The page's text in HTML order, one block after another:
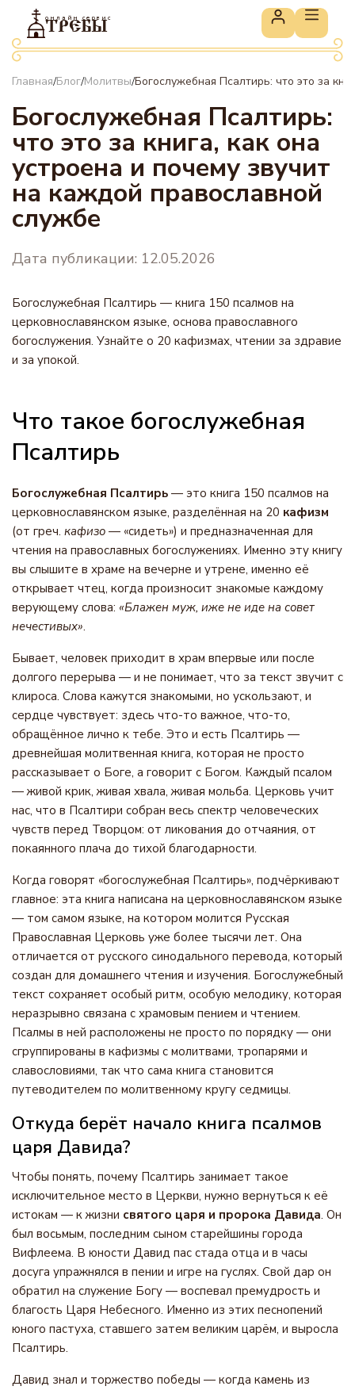
онлайн сервис
ТРЕБЫ
Главная/Блог/Молитвы/Богослужебная Псалтирь: что это за
Богослужебная Псалтирь:
что это за книга, как она
устроена и почему звучит
на каждой православной
службе
Дата публикации: 12.05.2026
Богослужебная Псалтирь — книга 150 псалмов на
церковнославянском языке, основа православного
богослужения. Узнайте о 20 кафизмах, чтении за здравие
и за упокой.
Что такое богослужебная
Псалтирь
Богослужебная Псалтирь — это книга 150 псалмов на
церковнославянском языке, разделённая на 20 кафизм
(от греч. кафизо — «сидеть») и предназначенная для
чтения на православных богослужениях. Именно эту книгу
вы слышите в храме на вечерне и утрене, именно её
открывает чтец, когда произносит знакомые каждому
верующему слова: «Блажен муж, иже не иде на совет
нечестивых».
Бывает, человек приходит в храм впервые или после
долгого перерыва — и не понимает, что за текст звучит с
клироса. Слова кажутся знакомыми, но ускользают, и
сердце чувствует: здесь что-то важное, что-то,
обращённое лично к тебе. Это и есть Псалтирь —
древнейшая молитвенная книга, которая не просто
рассказывает о Боге, а говорит с Богом. Каждый псалом
— живой крик, живая хвала, живая мольба. Церковь учит
нас, что в Псалтири собран весь спектр человеческих
чувств перед Творцом: от ликования до отчаяния, от
покаянного плача до тихой благодарности.
Когда говорят «богослужебная Псалтирь», подчёркивают
главное: эта книга написана на церковнославянском языке
— том самом языке, на котором молится Русская
Православная Церковь уже более тысячи лет. Она
отличается от русского синодального перевода, который
создан для домашнего чтения и изучения. Богослужебный
текст сохраняет особый ритм, особую мелодику, которая
неразрывно связана с храмовым пением и чтением.
Псалмы в ней расположены не просто по порядку — они
сгруппированы в кафизмы с молитвами, тропарями и
славословиями, так что сама книга становится
путеводителем по молитвенному кругу седмицы.
Откуда берёт начало книга псалмов
царя Давида?
Чтобы понять, почему Псалтирь занимает такое
исключительное место в Церкви, нужно вернуться к её
истокам — к жизни святого царя и пророка Давида. Он
был восьмым, последним сыном старейшины города
Вифлеема. В юности Давид пас стада отца и в часы
досуга упражнялся в пении и игре на гуслях. Свой дар он
обратил на служение Богу — воспевал премудрость и
благость Царя Небесного. Именно из этих песнопений
юного пастуха, ставшего затем великим царём, и выросла
Псалтирь.
Давид знал и торжество победы — когда камень из